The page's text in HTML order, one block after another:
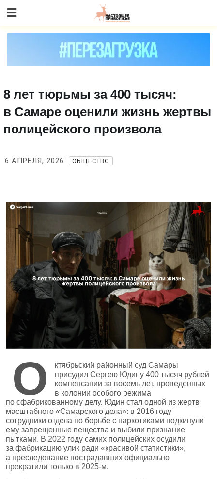
to content
8 лет тюрьмы за 400 тысяч:
в Самаре оценили жизнь жертвы
полицейского произвола
6 АПРЕЛЯ, 2026 ОБЩЕСТВО
О
ктябрьский районный суд Самары
присудил Сергею Юдину 400 тысяч рублей
компенсации за восемь лет, проведенных
в колонии особого режима
по сфабрикованному делу. Юдин стал одной из жертв
масштабного «Самарского дела»: в 2016 году
сотрудники отдела по борьбе с наркотиками подкинули
ему запрещенные вещества и выбили признание
пытками. В 2022 году самих полицейских осудили
за фабрикацию улик ради «красивой статистики»,
а преследование пострадавших официально
прекратили только в 2025‑м.